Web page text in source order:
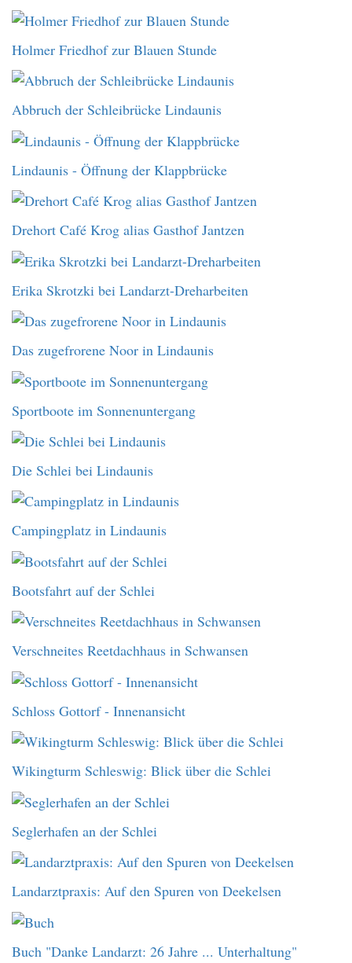
Holmer Friedhof zur Blauen Stunde
Abbruch der Schleibrücke Lindaunis
Lindaunis - Öffnung der Klappbrücke
Drehort Café Krog alias Gasthof Jantzen
Erika Skrotzki bei Landarzt-Dreharbeiten
Das zugefrorene Noor in Lindaunis
Sportboote im Sonnenuntergang
Die Schlei bei Lindaunis
Campingplatz in Lindaunis
Bootsfahrt auf der Schlei
Verschneites Reetdachhaus in Schwansen
Schloss Gottorf - Innenansicht
Wikingturm Schleswig: Blick über die Schlei
Seglerhafen an der Schlei
Landarztpraxis: Auf den Spuren von Deekelsen
Buch "Danke Landarzt: 26 Jahre ... Unterhaltung"